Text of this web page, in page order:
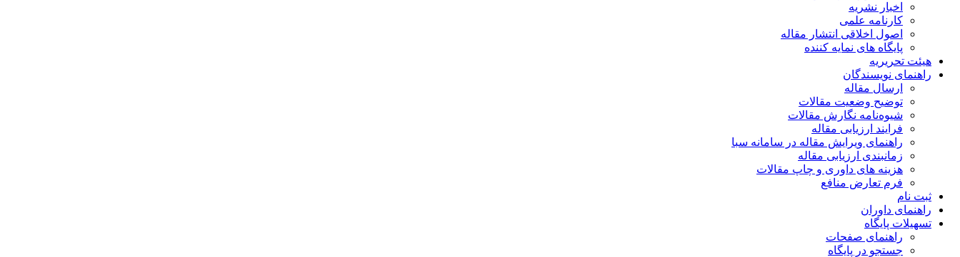
اخبار نشریه
کارنامه علمی
اصول اخلاقی انتشار مقاله
پایگاه های نمایه کننده
هیئت تحریریه
راهنمای نویسندگان
ارسال مقاله
توضیح وضعیت مقالات
شیوه‌نامه نگارش مقالات
فرایند ارزیابی مقاله
راهنمای ویرایش مقاله در سامانه سبا
زمانبندی ارزیابی مقاله
هزینه های داوری و چاپ مقالات
فرم تعارض منافع
ثبت نام
راهنمای داوران
تسهیلات پایگاه
راهنمای صفحات
جستجو در پایگاه